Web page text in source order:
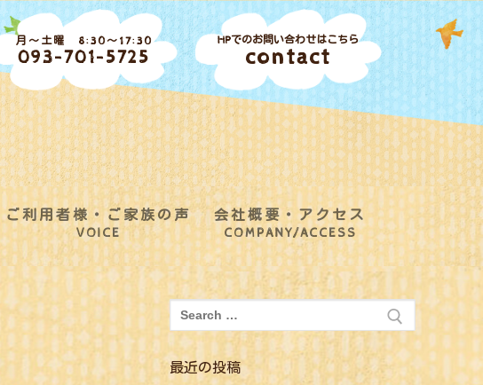
月～土曜 8:30～17:30
093-701-5725
HPでのお問い合わせはこちら
contact
ご利用者様・ご家族の声
VOICE
会社概要・アクセス
COMPANY/ACCESS
索:
最近の投稿